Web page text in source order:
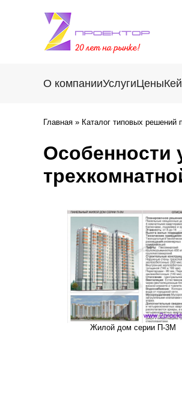
О компанииУслугиЦены
Главная » Каталог типовых решений
Особенности
Жилой дом серии П-3М